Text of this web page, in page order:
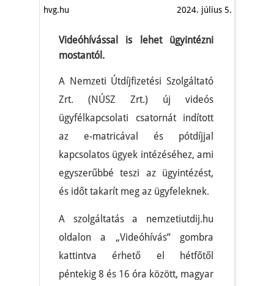
hvg.hu 2024. július 5.
Videóhívással is lehet ügyintézni
mostantól.
A Nemzeti Útdíjfizetési Szolgáltató
Zrt. (NÚSZ Zrt.) új videós
ügyfélkapcsolati csatornát indított
az e-matricával és pótdíjjal
kapcsolatos ügyek intézéséhez, ami
egyszerűbbé teszi az ügyintézést,
és időt takarít meg az ügyfeleknek.
A szolgáltatás a nemzetiutdij.hu
oldalon a „Videóhívás” gombra
kattintva érhető el hétfőtől
péntekig 8 és 16 óra között, magyar